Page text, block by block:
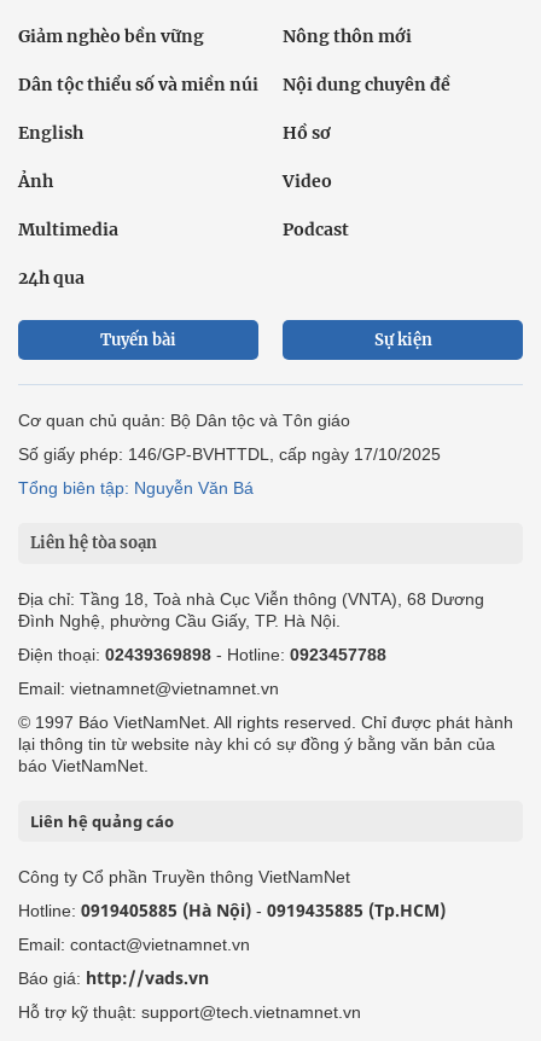
Giảm nghèo bền vững Nông thôn mới
Dân tộc thiểu số và miền núi Nội dung chuyên đề
English Hồ sơ
Ảnh Video
Multimedia Podcast
24h qua
Tuyến bài Sự kiện
Cơ quan chủ quản: Bộ Dân tộc và Tôn giáo
Số giấy phép: 146/GP-BVHTTDL, cấp ngày 17/10/2025
Tổng biên tập: Nguyễn Văn Bá
Liên hệ tòa soạn
Địa chỉ: Tầng 18, Toà nhà Cục Viễn thông (VNTA), 68 Dương
Đình Nghệ, phường Cầu Giấy, TP. Hà Nội.
Điện thoại: 02439369898 - Hotline: 0923457788
Email: vietnamnet@vietnamnet.vn
© 1997 Báo VietNamNet. All rights reserved. Chỉ được phát hành
lại thông tin từ website này khi có sự đồng ý bằng văn bản của
báo VietNamNet.
Liên hệ quảng cáo
Công ty Cổ phần Truyền thông VietNamNet
Hotline: 0919405885 (Hà Nội) - 0919435885 (Tp.HCM)
Email: contact@vietnamnet.vn
Báo giá: http://vads.vn
Hỗ trợ kỹ thuật: support@tech.vietnamnet.vn